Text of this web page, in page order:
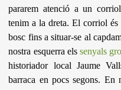
pararem atenció a un
tenim a la dreta. El corriol
bosc fins a situar-se al
nostra esquerra els senyals
historiador local Jaume
barraca en pocs segons. En